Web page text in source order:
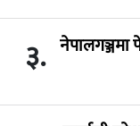
३. नेपालगञ्जमा